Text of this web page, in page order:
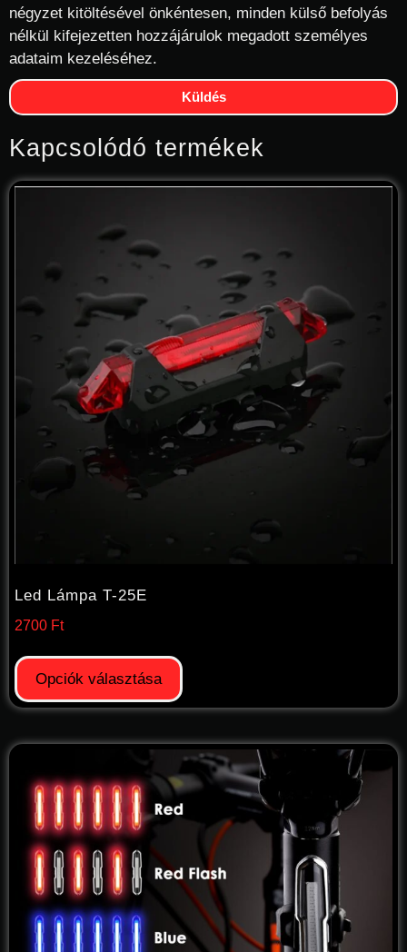
négyzet kitöltésével önkéntesen, minden külső befolyás
nélkül kifejezetten hozzájárulok megadott személyes
adataim kezeléséhez.
Küldés
Kapcsolódó termékek
Led Lámpa T-25E
2700 Ft
Opciók választása